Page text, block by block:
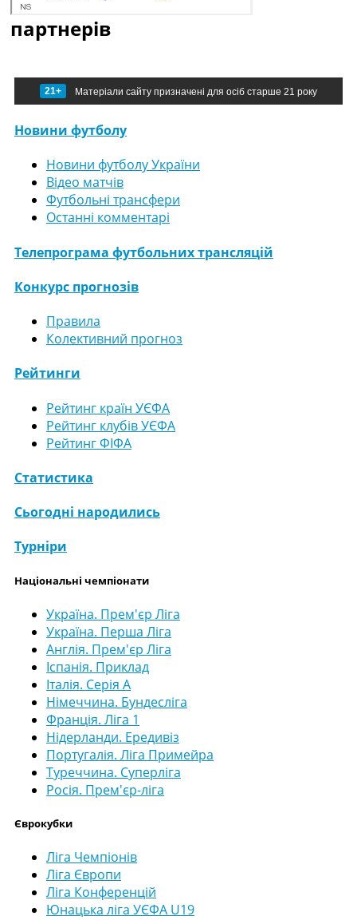
партнерів
21+ Матеріали сайту призначені для осіб старше 21 року
Новини футболу
Новини футболу України
Відео матчів
Футбольні трансфери
Останні комментарі
Телепрограма футбольних трансляцій
Конкурс прогнозів
Правила
Колективний прогноз
Рейтинги
Рейтинг країн УЄФА
Рейтинг клубів УЄФА
Рейтинг ФІФА
Статистика
Сьогодні народились
Турніри
Національні чемпіонати
Україна. Прем'єр Ліга
Україна. Перша Ліга
Англія. Прем'єр Ліга
Іспанія. Приклад
Італія. Серія А
Німеччина. Бундесліга
Франція. Ліга 1
Нідерланди. Ередивіз
Португалія. Ліга Примейра
Туреччина. Суперліга
Росія. Прем'єр-ліга
Єврокубки
Ліга Чемпіонів
Ліга Європи
Ліга Конференцій
Юнацька ліга УЄФА U19